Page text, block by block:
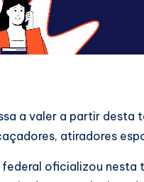
a valer a partir
atiradores
federal oficializou